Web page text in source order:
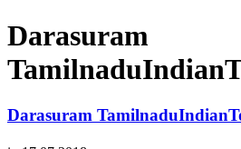
Darasuram
Darasuram